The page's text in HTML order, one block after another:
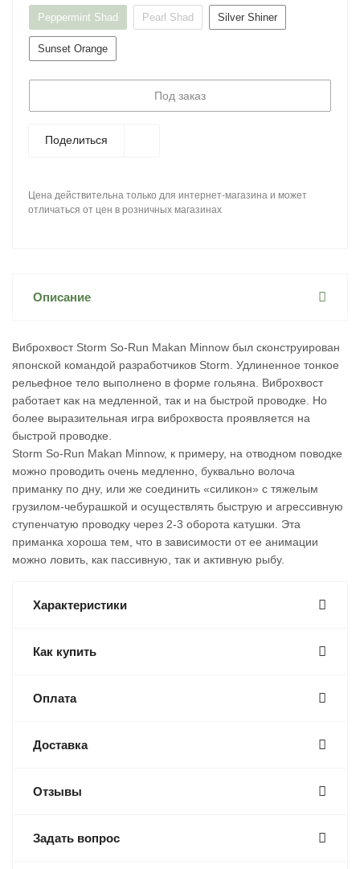
Peppermint Shad Pearl Shad Silver Shiner
Sunset Orange
Под заказ
Поделиться
Цена действительна только для интернет-магазина и может
отличаться от цен в розничных магазинах
Описание
Виброхвост Storm So-Run Makan Minnow был сконструирован
японской командой разработчиков Storm. Удлиненное тонкое
рельефное тело выполнено в форме гольяна. Виброхвост
работает как на медленной, так и на быстрой проводке. Но
более выразительная игра виброхвоста проявляется на
быстрой проводке.
Storm So-Run Makan Minnow, к примеру, на отводном поводке
можно проводить очень медленно, буквально волоча
приманку по дну, или же соединить «силикон» с тяжелым
грузилом-чебурашкой и осуществлять быструю и агрессивную
ступенчатую проводку через 2-3 оборота катушки. Эта
приманка хороша тем, что в зависимости от ее анимации
можно ловить, как пассивную, так и активную рыбу.
Характеристики
Как купить
Оплата
Доставка
Отзывы
Задать вопрос